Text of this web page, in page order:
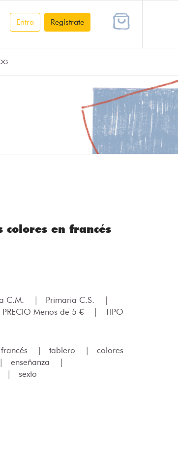
Entra Regístrate
en francés
C.M. Primaria C.S.
PRECIO Menos de 5 €
TIPO
francés tablero
colores
enseñanza
sexto